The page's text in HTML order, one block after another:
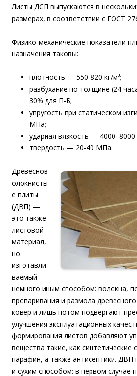
Листы ДСП выпускаются в
размерах, в соответствии с ГОСТ
Физико-механические показатели
назначения таковы:
плотность — 550-820 кг/м³;
разбухание по толщине (24
30% для П-Б;
упругость при статическом
МПа;
ударная вязкость —
твердость — 20-40 МПа.
Древеснов
олокнисты
е плиты
(ДВП) —
это также
листовой
материал,
но
изготавли
ваемый
немного иным способом: волокна,
пропаривания и размола
ковер и лишь потом подвергают
улучшения эксплуатационных
формирования листов добавляют
вещества такие, как синтетические
парафин, а также антисептики. ДВП
и сухим способом: в первом случае